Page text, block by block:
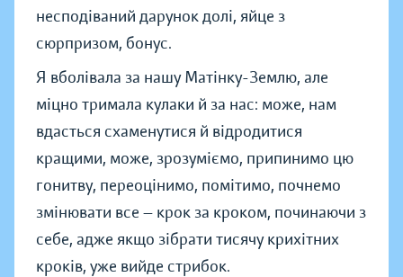
несподіваний дарунок долі, яйце з
сюрпризом, бонус.
Я вболівала за нашу Матінку-Землю, але
міцно тримала кулаки й за нас: може, нам
вдасться схаменутися й відродитися
кращими, може, зрозуміємо, припинимо цю
гонитву, переоцінимо, помітимо, почнемо
змінювати все — крок за кроком, починаючи з
себе, адже якщо зібрати тисячу крихітних
кроків, уже вийде стрибок.